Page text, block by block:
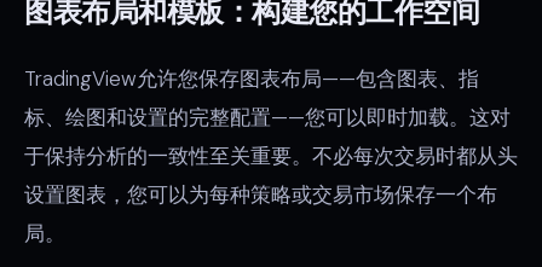
图表布局和模板：构建您的工作空间
TradingView允许您保存图表布局——包含图表、指
标、绘图和设置的完整配置——您可以即时加载。这对
于保持分析的一致性至关重要。不必每次交易时都从头
设置图表，您可以为每种策略或交易市场保存一个布
局。